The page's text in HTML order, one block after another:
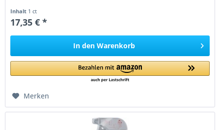
Inhalt 1 ct
17,35 € *
In den Warenkorb
Merken